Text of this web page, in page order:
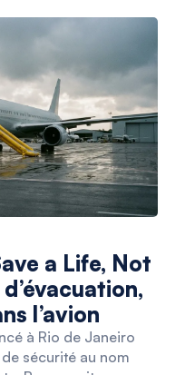
a Life, Not
l’avion
à Rio de Janeiro
sécurité au nom